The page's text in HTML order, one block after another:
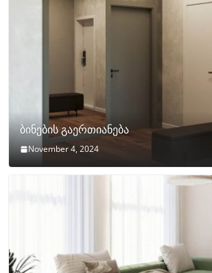
ბინების გაერთიანება
November 4, 2024